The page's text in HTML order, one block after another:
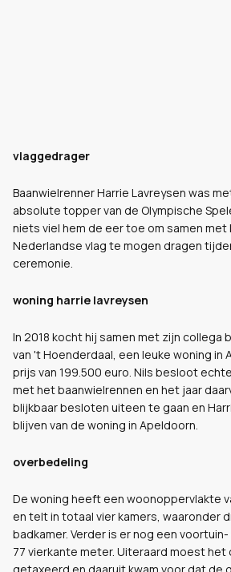
vlaggedrager
Baanwielrenner Harrie Lavreysen was
absolute topper van de Olympische
niets viel hem de eer toe om samen met
Nederlandse vlag te mogen dragen
ceremonie.
woning harrie lavreysen
In 2018 kocht hij samen met zijn collega
van 't Hoenderdaal, een leuke woning in
prijs van 199.500 euro. Nils besloot
met het baanwielrennen en het jaar
blijkbaar besloten uiteen te gaan en
blijven van de woning in Apeldoorn.
overbedeling
De woning heeft een woonoppervlakte
en telt in totaal vier kamers, waaronder
badkamer. Verder is er nog een
77 vierkante meter. Uiteraard moest